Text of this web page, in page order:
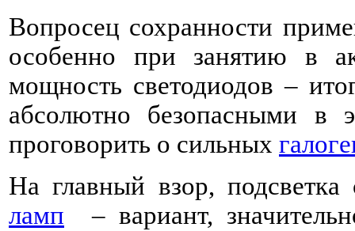
Вопросец сохранности
особенно при занятию в
мощность светодиодов –
абсолютно безопасными в
проговорить о сильных
На главный взор,
ламп – вариант,